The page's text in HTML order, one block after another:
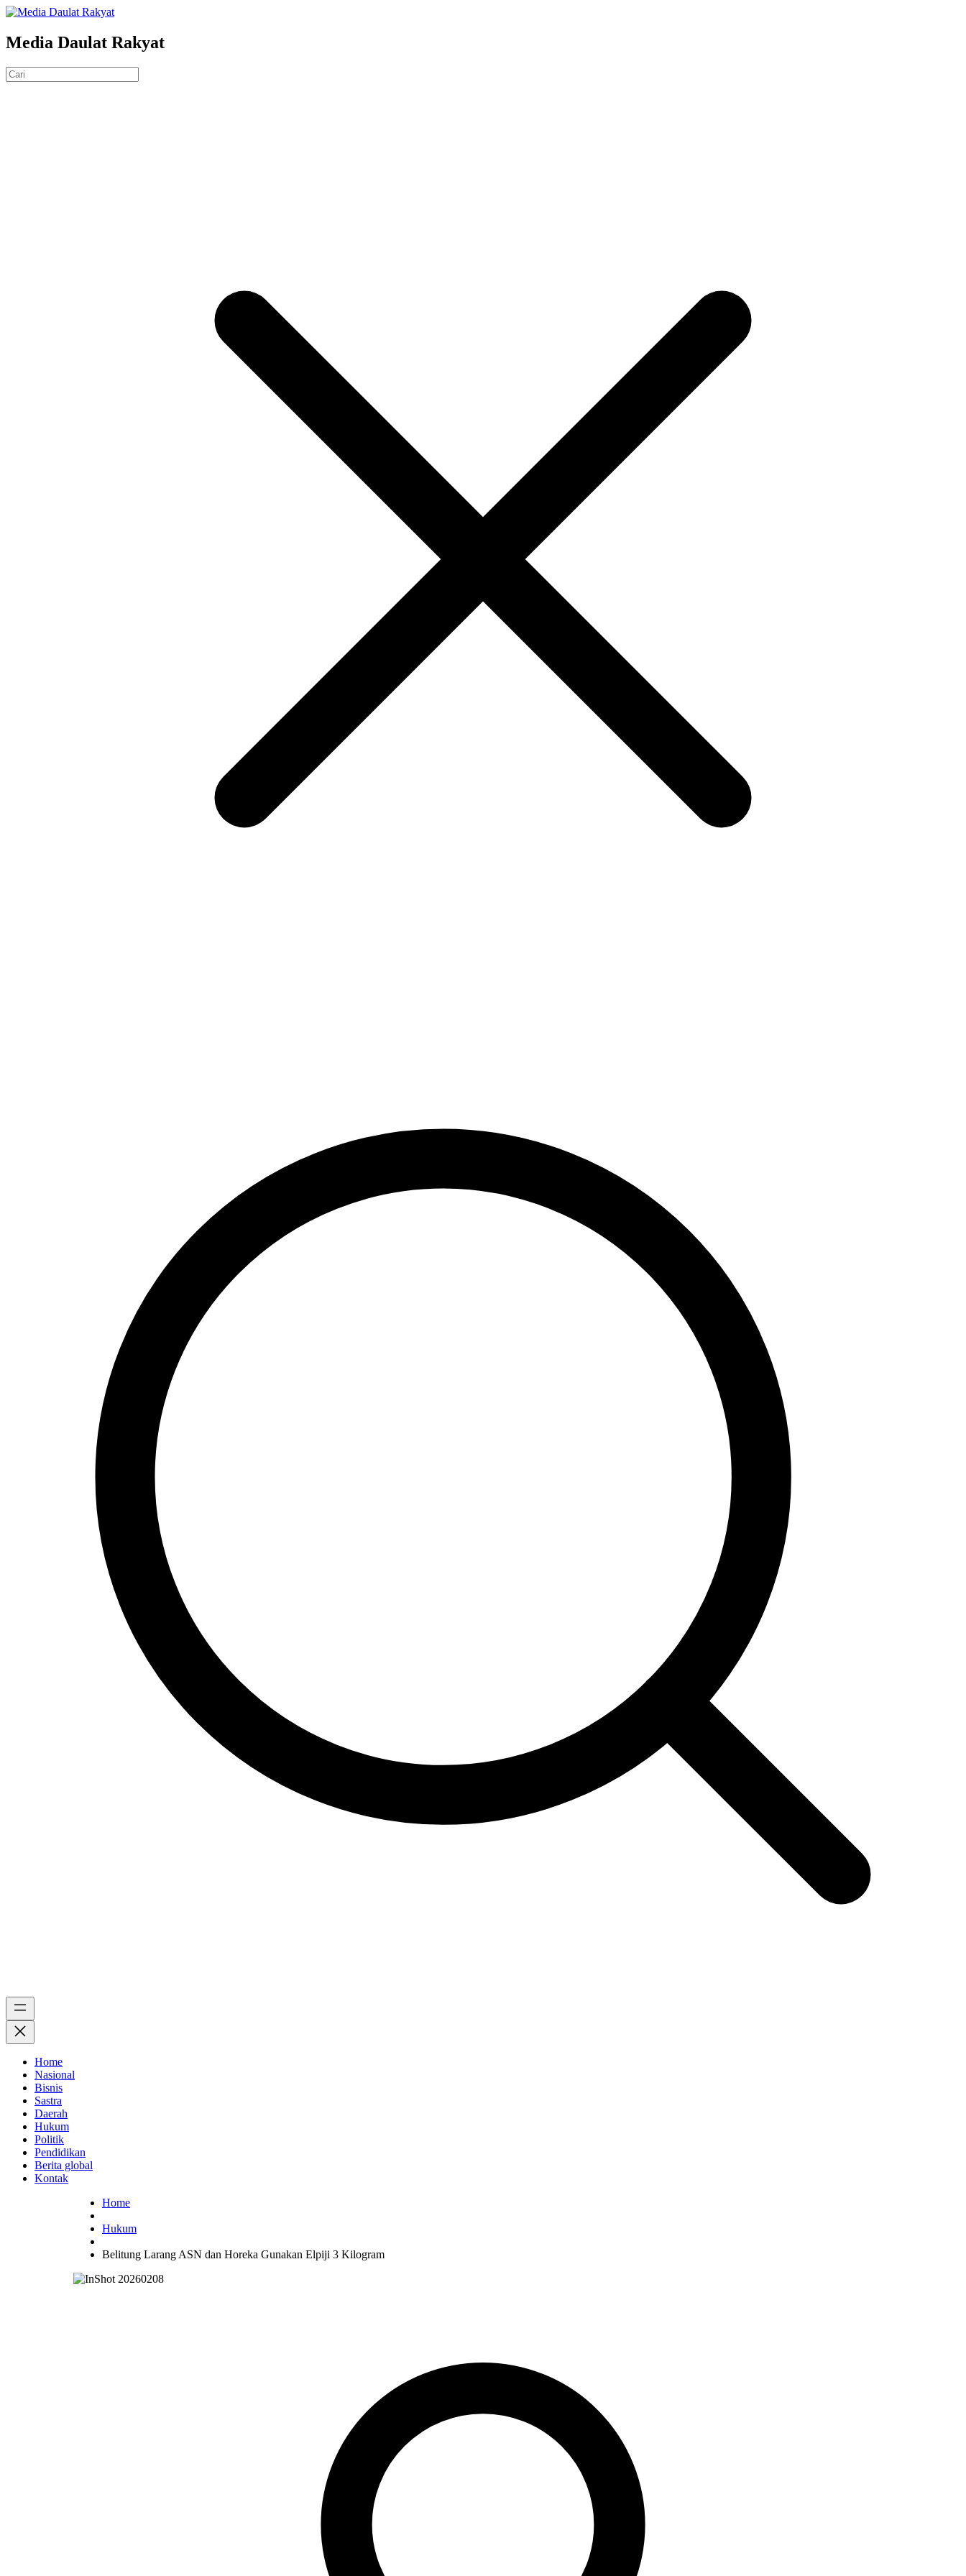
Media Daulat Rakyat
Home
Nasional
Bisnis
Sastra
Daerah
Hukum
Politik
Pendidikan
Berita global
Kontak
Home
Hukum
Belitung Larang ASN dan Horeka Gunakan Elpiji 3 Kilogram